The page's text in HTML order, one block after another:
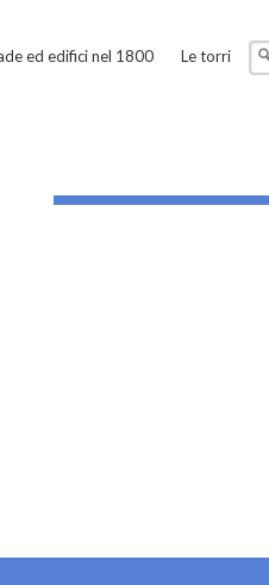
ed edifici nel 1800 Le torri